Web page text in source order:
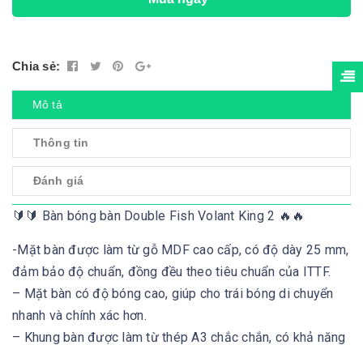
Chia sẻ:
Mô tả
Thông tin
Đánh giá
🔰🔰 Bàn bóng bàn Double Fish Volant King 2 🔥🔥
-Mặt bàn được làm từ gỗ MDF cao cấp, có độ dày 25 mm,
đảm bảo độ chuẩn, đồng đều theo tiêu chuẩn của ITTF.
– Mặt bàn có độ bóng cao, giúp cho trái bóng di chuyển
nhanh và chính xác hơn.
– Khung bàn được làm từ thép A3 chắc chắn, có khả năng